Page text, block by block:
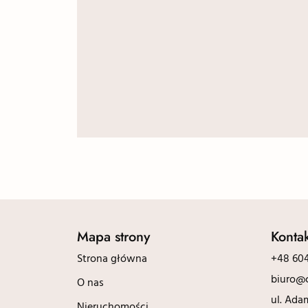
Mapa strony
Strona główna
O nas
+48
ul.